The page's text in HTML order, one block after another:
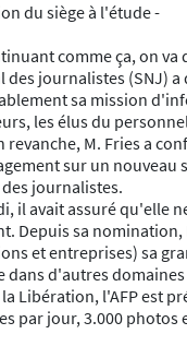
du siège à l'étude -
comme ça, on
des journalistes (SNJ)
sa mission
les élus du
revanche, M. Fries a
sur un nouveau
journalistes.
il avait assuré qu'elle
Depuis sa nomination,
et entreprises) sa
dans d'autres
la Libération, l'AFP est
par jour, 3.000 photos